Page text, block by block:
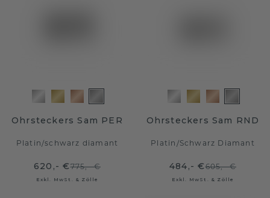
Ohrsteckers Sam PER
Platin/schwarz diamant
620,- €775,- €
Exkl. MwSt. & Zölle
Ohrsteckers Sam RND
Platin /Schwarz Diamant
484,- €605,- €
Exkl. MwSt. & Zölle